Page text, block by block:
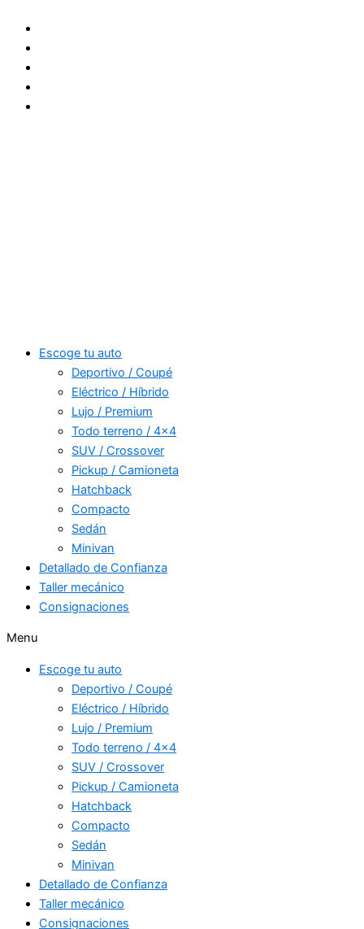
contenido
Escoge tu auto
Deportivo / Coupé
Eléctrico / Híbrido
Lujo / Premium
Todo terreno / 4×4
SUV / Crossover
Pickup / Camioneta
Hatchback
Compacto
Sedán
Minivan
Detallado de Confianza
Taller mecánico
Consignaciones
Menu
Escoge tu auto
Deportivo / Coupé
Eléctrico / Híbrido
Lujo / Premium
Todo terreno / 4×4
SUV / Crossover
Pickup / Camioneta
Hatchback
Compacto
Sedán
Minivan
Detallado de Confianza
Taller mecánico
Consignaciones